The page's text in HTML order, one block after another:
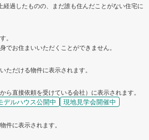
経過したものの、まだ誰も住んだことがない住宅に
。
でお住まいいただくことができません。
ただける物件に表示されます。
ら直接依頼を受けている会社）に表示されます。
デルハウス公開中
現地見学会開催中
件に表示されます。